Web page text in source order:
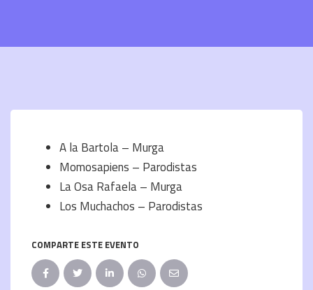
A la Bartola – Murga
Momosapiens – Parodistas
La Osa Rafaela – Murga
Los Muchachos – Parodistas
COMPARTE ESTE EVENTO